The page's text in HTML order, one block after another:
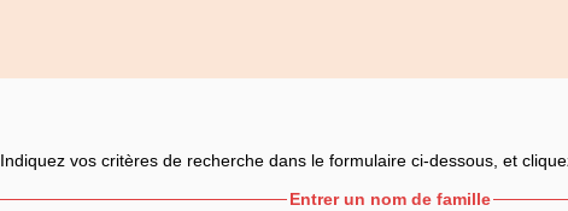
Indiquez vos critères de recherche dans le formulaire ci-dessous, et
Entrer un nom de famille